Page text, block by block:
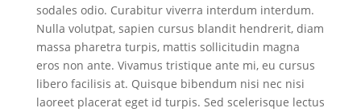
sodales odio. Curabitur viverra interdum interdum.
Nulla volutpat, sapien cursus blandit hendrerit, diam
massa pharetra turpis, mattis sollicitudin magna
eros non ante. Vivamus tristique ante mi, eu cursus
libero facilisis at. Quisque bibendum nisi nec nisi
laoreet placerat eget id turpis. Sed scelerisque lectus